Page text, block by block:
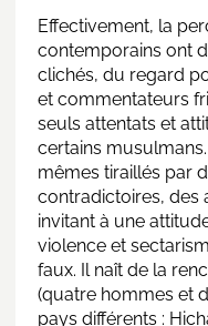
Effectivement, la
contemporains ont
clichés, du regard
et commentateurs
seuls attentats et
certains
mêmes tiraillés par
contradictoires, des
invitant à une
violence et
faux. Il naît de la
(quatre hommes et
pays différents :